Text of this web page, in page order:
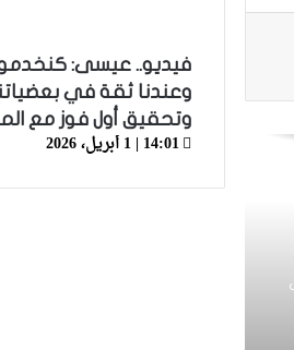
فيديو.. عيسى: كنخدمو
وعندنا ثقة في
وتحقيق أول فوز مع
14:01 | 1 أبريل، 2026